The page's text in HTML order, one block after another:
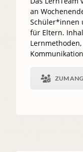
an
Schüler*innen
für Eltern.
ZUM